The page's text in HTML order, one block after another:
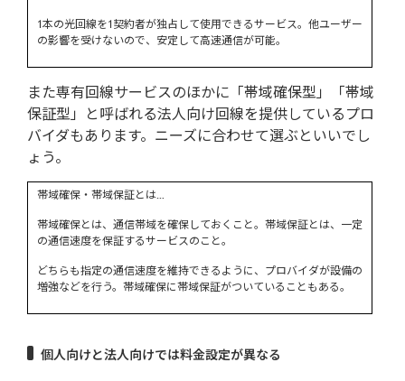
1本の光回線を1契約者が独占して使用できるサービス。他ユーザー
の影響を受けないので、安定して高速通信が可能。
また専有回線サービスのほかに「帯域確保型」「帯域
保証型」と呼ばれる法人向け回線を提供しているプロ
バイダもあります。ニーズに合わせて選ぶといいでし
ょう。
帯域確保・帯域保証とは…
帯域確保とは、通信帯域を確保しておくこと。帯域保証とは、一定
の通信速度を保証するサービスのこと。
どちらも指定の通信速度を維持できるように、プロバイダが設備の
増強などを行う。帯域確保に帯域保証がついていることもある。
個人向けと法人向けでは料金設定が異なる